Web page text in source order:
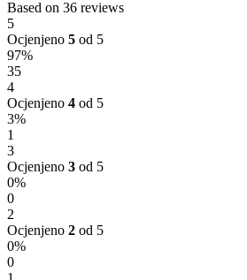
Based on 36 reviews
5
Ocjenjeno 5 od 5
97%
35
4
Ocjenjeno 4 od 5
3%
1
3
Ocjenjeno 3 od 5
0%
0
2
Ocjenjeno 2 od 5
0%
0